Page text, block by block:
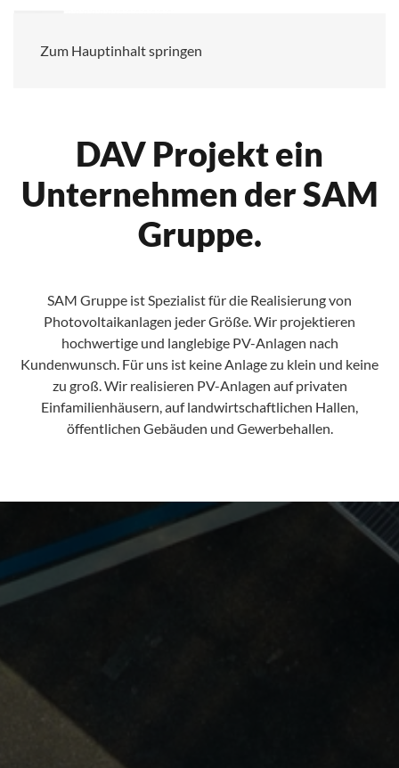
Zum Hauptinhalt springen
DAV Projekt ein
Unternehmen der SAM
Gruppe.
SAM Gruppe ist Spezialist für die Realisierung von
Photovoltaikanlagen jeder Größe. Wir projektieren
hochwertige und langlebige PV-Anlagen nach
Kundenwunsch. Für uns ist keine Anlage zu klein und keine
zu groß. Wir realisieren PV-Anlagen auf privaten
Einfamilienhäusern, auf landwirtschaftlichen Hallen,
öffentlichen Gebäuden und Gewerbehallen.